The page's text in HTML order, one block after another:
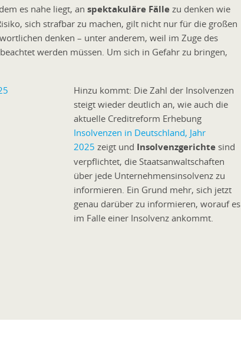
es nahe liegt, an spektakuläre Fälle zu denken wie
sich strafbar zu machen, gilt nicht nur für die großen
denken – unter anderem, weil im Zuge des
beachtet werden müssen. Um sich in Gefahr zu bringen,
Hinzu kommt: Die Zahl der Insolvenzen
steigt wieder deutlich an, wie auch die
aktuelle Creditreform Erhebung
Insolvenzen in Deutschland, Jahr
2025 zeigt und Insolvenzgerichte sind
verpflichtet, die Staatsanwaltschaften
über jede Unternehmensinsolvenz zu
informieren. Ein Grund mehr, sich jetzt
genau darüber zu informieren, worauf es
im Falle einer Insolvenz ankommt.